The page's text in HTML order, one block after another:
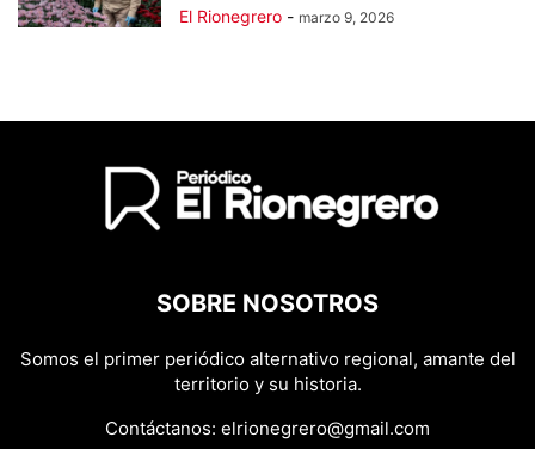
El Rionegrero - marzo 9, 2026
SOBRE NOSOTROS
Somos el primer periódico alternativo regional, amante del
territorio y su historia.
Contáctanos: elrionegrero@gmail.com